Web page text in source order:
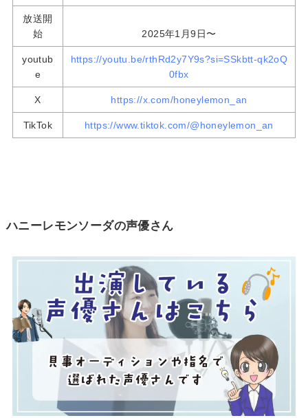
放送開
始
2025年1月9日〜
youtub
e
https://youtu.be/rthRd2y7Y9s?si=SSkbtt-qk2oQ
0fbx
X https://x.com/honeylemon_an
TikTok https://www.tiktok.com/@honeylemon_an
ハニーレモンソーダの声優さん